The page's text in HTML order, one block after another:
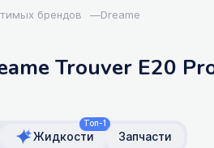
брендов —Dreame
Trouver E20
Топ-1
Жидкости Запчасти